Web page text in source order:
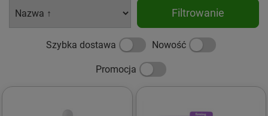
Filtrowanie
Szybka dostawa Nowość
Promocja